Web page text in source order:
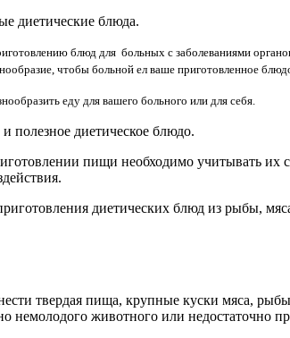
диетические блюда.
блюд для больных с заболеваниями
чтобы больной ел ваше приготовленное
еду для вашего больного или для себя.
полезное диетическое блюдо.
пищи необходимо учитывать
диетических блюд из рыбы,
твердая пища, крупные куски мяса,
животного или недостаточно